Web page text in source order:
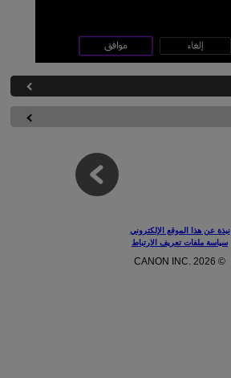
نبذة عن هذا الموقع الإلكتروني
سياسة ملفات تعريف الارتباط
© CANON INC. 2026